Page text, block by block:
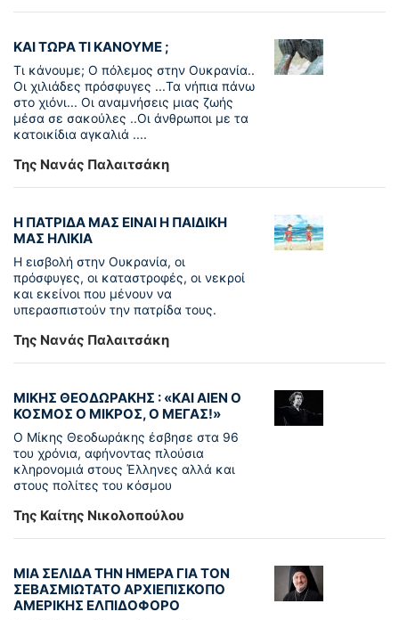
ΚΑΙ ΤΩΡΑ ΤΙ ΚΑΝΟΥΜΕ ;
Τι κάνουμε; Ο πόλεμος στην Ουκρανία..
Οι χιλιάδες πρόσφυγες ...Τα νήπια πάνω
στο χιόνι... Οι αναμνήσεις μιας ζωής
μέσα σε σακούλες ..Οι άνθρωποι με τα
κατοικίδια αγκαλιά ....
Της Νανάς Παλαιτσάκη
Η ΠΑΤΡΙΔΑ ΜΑΣ ΕΙΝΑΙ Η ΠΑΙΔΙΚΗ
ΜΑΣ ΗΛΙΚΙΑ
Η εισβολή στην Ουκρανία, οι
πρόσφυγες, οι καταστροφές, οι νεκροί
και εκείνοι που μένουν να
υπερασπιστούν την πατρίδα τους.
Της Νανάς Παλαιτσάκη
ΜΙΚΗΣ ΘΕΟΔΩΡΑΚΗΣ : «KAI ΑΙΕΝ Ο
ΚΟΣΜΟΣ Ο ΜΙΚΡΟΣ, Ο ΜΕΓΑΣ!»
Ο Μίκης Θεοδωράκης έσβησε στα 96
του χρόνια, αφήνοντας πλούσια
κληρονομιά στους Έλληνες αλλά και
στους πολίτες του κόσμου
Της Καίτης Νικολοπούλου
ΜΙΑ ΣΕΛΙΔΑ ΤΗΝ ΗΜΕΡΑ ΓΙΑ ΤΟΝ
ΣΕΒΑΣΜΙΩΤΑΤΟ ΑΡΧΙΕΠΙΣΚΟΠΟ
ΑΜΕΡΙΚΗΣ ΕΛΠΙΔΟΦΟΡΟ